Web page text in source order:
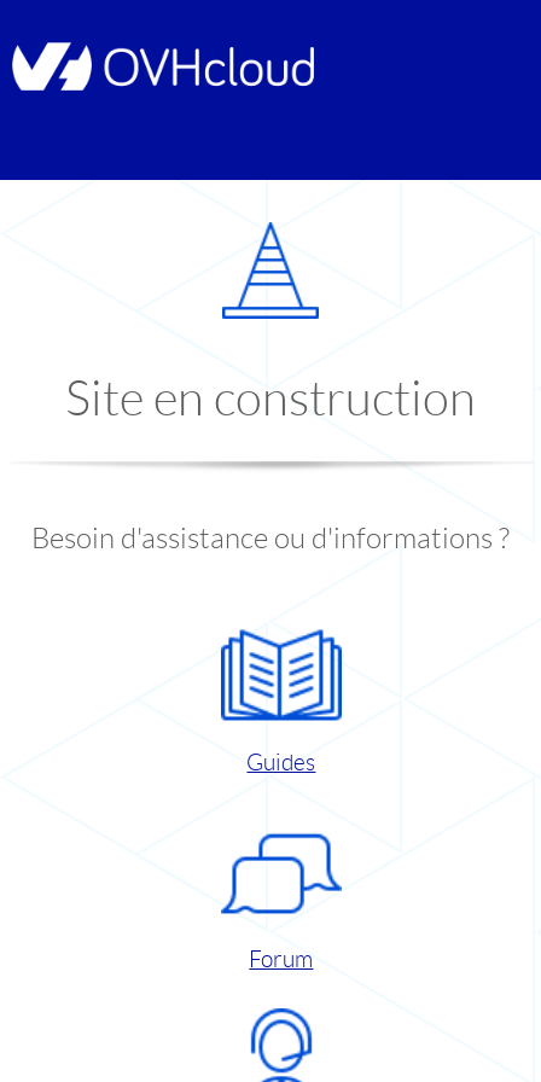
Site en construction
Besoin d'assistance ou d'informations ?
Guides
Forum